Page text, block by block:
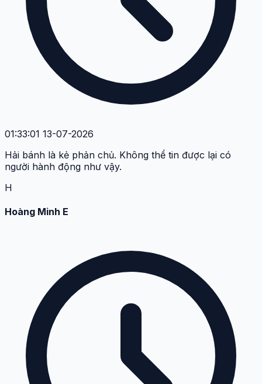
01:33:01 13-07-2026
Hải bánh là kẻ phản chủ. Không thể tin được lại có
người hành động như vậy.
H
Hoàng Minh E